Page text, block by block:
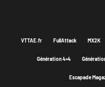
VTTAE.fr FullAttack MX2K
Génération 4×4
Escapade